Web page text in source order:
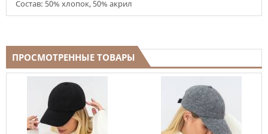
Состав: 50% хлопок, 50% акрил
ПРОСМОТРЕННЫЕ ТОВАРЫ